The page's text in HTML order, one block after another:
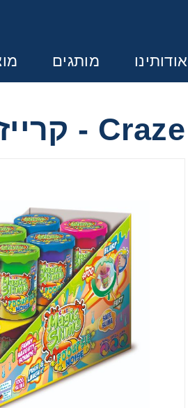
אודותינו מותגים
Craze - קרייז
משחקים לבנות
משחקים לבנים
משחקים
מכוניות משחק
משחקי קופסא